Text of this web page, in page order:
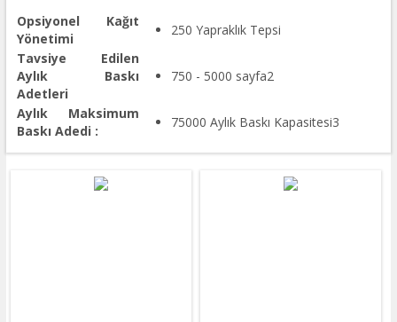
Opsiyonel Kağıt
Yönetimi
250 Yapraklık Tepsi
Tavsiye Edilen
Aylık Baskı
Adetleri
750 - 5000 sayfa2
Aylık Maksimum
Baskı Adedi :
75000 Aylık Baskı Kapasitesi3